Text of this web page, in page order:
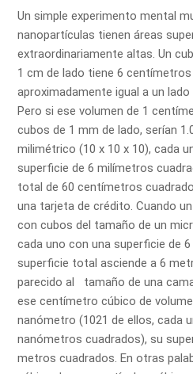
Un simple experimento mental
nanopartículas tienen áreas
extraordinariamente altas. Un
1 cm de lado tiene 6
aproximadamente igual a un
Pero si ese volumen de 1
cubos de 1 mm de lado, serían
milimétrico (10 x 10 x 10), cada
superficie de 6 milímetros
total de 60 centímetros
una tarjeta de crédito. Cuando
con cubos del tamaño de un
cada uno con una superficie de
superficie total asciende a 6
parecido al tamaño de una
ese centímetro cúbico de
nanómetro (1021 de ellos, cada
nanómetros cuadrados), su
metros cuadrados. En otras